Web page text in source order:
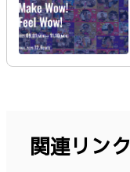
関連リンク